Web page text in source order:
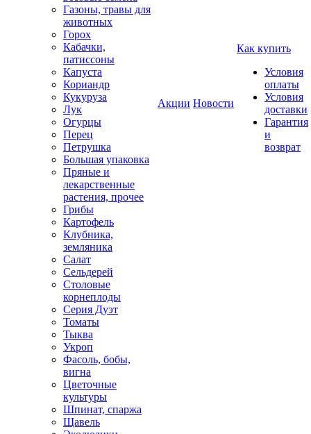
Газоны, травы для
животных
Горох
Кабачки,
патиссоны
Капуста
Кориандр
Кукуруза
Лук
Огурцы
Перец
Петрушка
Большая упаковка
Пряные и
лекарственные
растения, прочее
Грибы
Картофель
Клубника,
земляника
Салат
Сельдерей
Столовые
корнеплоды
Серия Дуэт
Томаты
Тыква
Укроп
Фасоль, бобы,
вигна
Цветочные
культуры
Шпинат, спаржа
Щавель
Акции Новости
Как купить
Условия
оплаты
Условия
доставки
Гарантия
и
возврат